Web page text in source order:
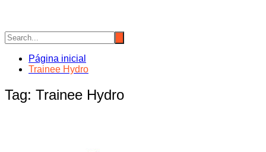
Página inicial
Trainee Hydro
Tag: Trainee Hydro